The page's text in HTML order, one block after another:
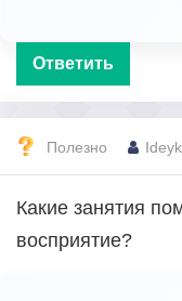
Ответить
Полезно
Какие занятия
восприятие?